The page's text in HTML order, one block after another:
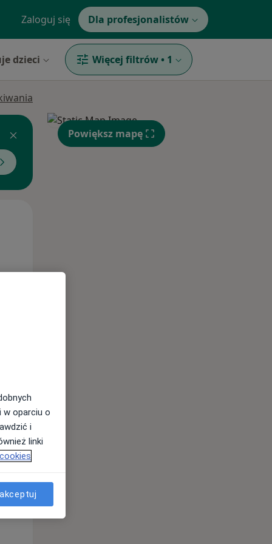
Zaloguj się Dla profesjonalistów
dzieci Więcej filtrów • 1
Śr,
12 Sie
Powiększ mapę
w oparciu o
i
linki